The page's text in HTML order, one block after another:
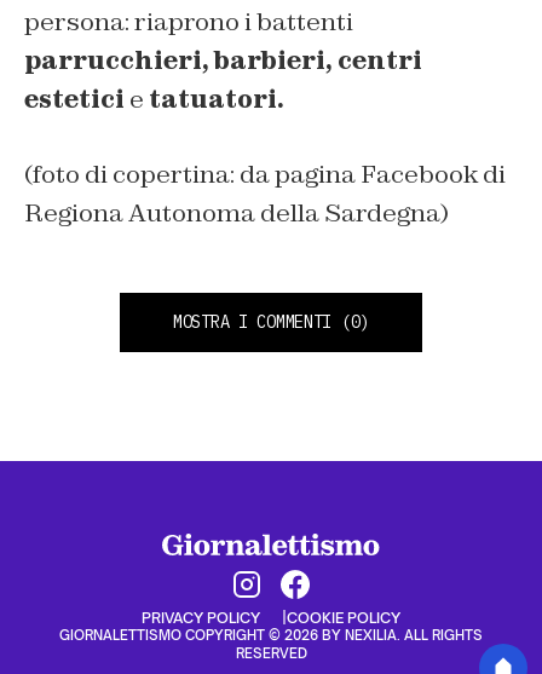
persona: riaprono i battenti
parrucchieri, barbieri, centri
estetici e tatuatori.
(foto di copertina: da pagina Facebook di
Regiona Autonoma della Sardegna)
MOSTRA I COMMENTI (0)
PRIVACY POLICY COOKIE POLICY
GIORNALETTISMO COPYRIGHT © 2026 BY NEXILIA. ALL RIGHTS
RESERVED